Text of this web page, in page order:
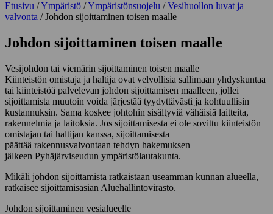
Etusivu /Ympäristö /Ympäristönsuojelu /Vesihuollon luvat ja
valvonta /Johdon sijoittaminen toisen maalle
Johdon sijoittaminen toisen maalle
Vesijohdon tai viemärin sijoittaminen toisen maalle
Kiinteistön omistaja ja haltija ovat velvollisia sallimaan yhdyskuntaa
tai kiinteistöä palvelevan johdon sijoittamisen maalleen, jollei
sijoittamista muutoin voida järjestää tyydyttävästi ja kohtuullisin
kustannuksin. Sama koskee johtohin sisältyviä vähäisiä laitteita,
rakennelmia ja laitoksia. Jos sijoittamisesta ei ole sovittu kiinteistön
omistajan tai haltijan kanssa, sijoittamisesta
päättää rakennusvalvontaan tehdyn hakemuksen
jälkeen Pyhäjärviseudun ympäristölautakunta.
Mikäli johdon sijoittamista ratkaistaan useamman kunnan alueella,
ratkaisee sijoittamisasian Aluehallintovirasto.
Johdon sijoittaminen vesialueelle